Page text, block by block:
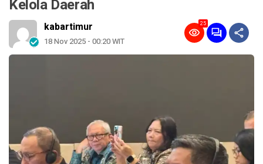
Kelola Daerah
kabartimur
18 Nov 2025 - 00:20 WIT
25